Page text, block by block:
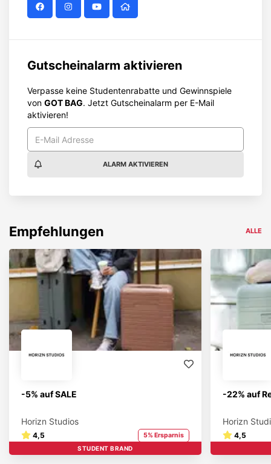
Gutscheinalarm aktivieren
Verpasse keine Studentenrabatte und Gewinnspiele
von GOT BAG. Jetzt Gutscheinalarm per E-Mail
aktivieren!
ALARM AKTIVIEREN
Empfehlungen ALLE
-5% auf SALE
Horizn Studios
4,5 5% Ersparnis
STUDENT BRAND
-22% auf
Horizn
4,5